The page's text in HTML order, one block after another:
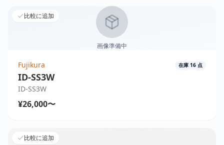
比較に追加
画像準備中
Fujikura 在庫 16 点
ID-SS3W
ID-SS3W
¥26,000〜
比較に追加